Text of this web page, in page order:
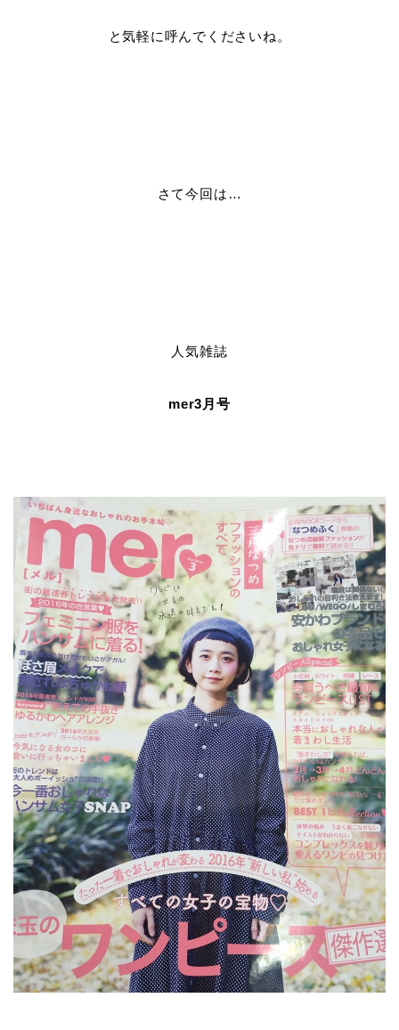
と気軽に呼んでくださいね。
さて今回は…
人気雑誌
mer3月号